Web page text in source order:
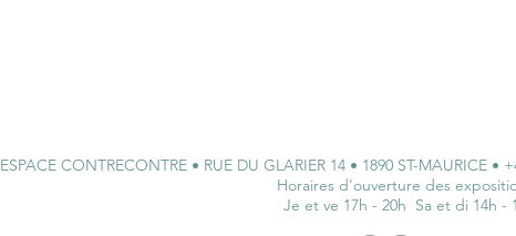
ESPACE CONTRECONTRE • RUE DU GLARIER 14 • 1890 ST-MAURICE •
Horaires d'ouverture des
Je et ve 17h - 20h Sa et di 14h -